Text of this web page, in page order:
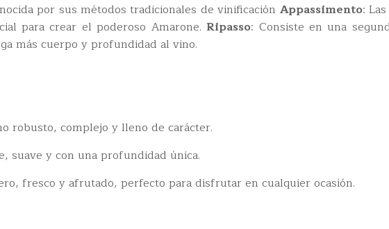
por sus métodos tradicionales de vinificación Appassimento:
para crear el poderoso Amarone.Ripasso: Consiste en una
más cuerpo y profundidad al vino.
robusto, complejo y lleno de carácter.
suave y con una profundidad única.
fresco y afrutado, perfecto para disfrutar en cualquier ocasión.